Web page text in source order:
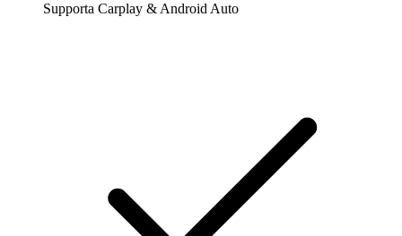
Supporta Carplay & Android Auto